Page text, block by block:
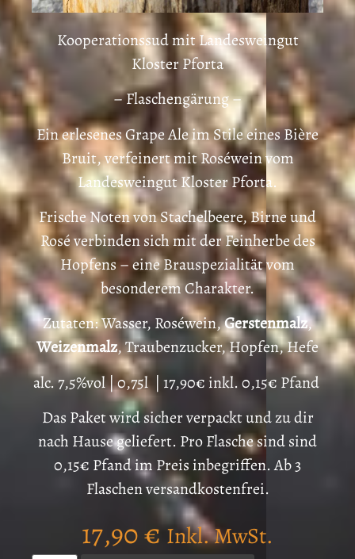
Kooperationssud mit Landesweingut
Kloster Pforta
– Flaschengärung –
Ein erlesenes Grape Ale im Stile eines Bière
Bruit, verfeinert mit Roséwein vom
Landesweingut Kloster Pforta.
Frische Noten von Stachelbeere, Birne und
Rosé verbinden sich mit der Feinherbe des
Hopfens – eine Brauspezialität vom
besonderem Charakter.
Zutaten: Wasser, Roséwein,Gerstenmalz,
Weizenmalz, Traubenzucker, Hopfen, Hefe
alc. 7,5%vol | 0,75l | 17,90€ inkl. 0,15€ Pfand
Das Paket wird sicher verpackt und zu dir
nach Hause geliefert. Pro Flasche sind sind
0,15€ Pfand im Preis inbegriffen. Ab 3
Flaschen versandkostenfrei.
17,90€ Inkl. MwSt.